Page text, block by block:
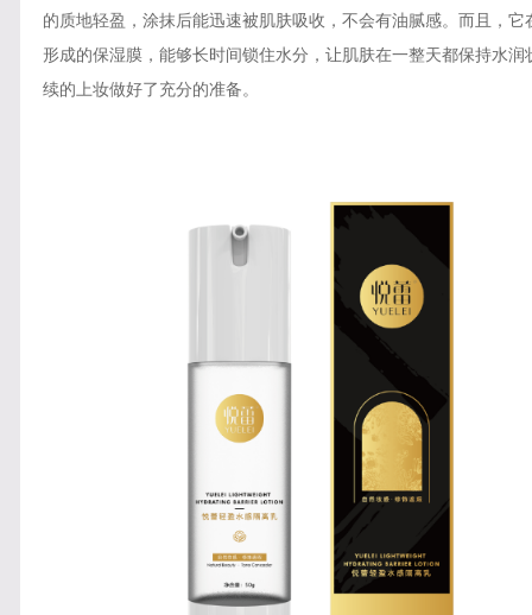
的质地轻盈，涂抹后能迅速被肌肤吸收，不会有油腻感。而且，它
形成的保湿膜，能够长时间锁住水分，让肌肤在一整天都保持水润
续的上妆做好了充分的准备。